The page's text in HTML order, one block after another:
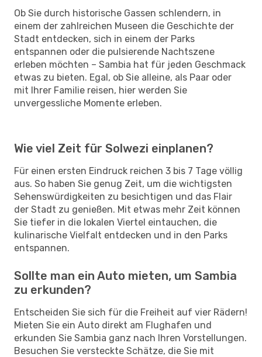
Ob Sie durch historische Gassen schlendern, in
einem der zahlreichen Museen die Geschichte der
Stadt entdecken, sich in einem der Parks
entspannen oder die pulsierende Nachtszene
erleben möchten – Sambia hat für jeden Geschmack
etwas zu bieten. Egal, ob Sie alleine, als Paar oder
mit Ihrer Familie reisen, hier werden Sie
unvergessliche Momente erleben.
Wie viel Zeit für Solwezi einplanen?
Für einen ersten Eindruck reichen 3 bis 7 Tage völlig
aus. So haben Sie genug Zeit, um die wichtigsten
Sehenswürdigkeiten zu besichtigen und das Flair
der Stadt zu genießen. Mit etwas mehr Zeit können
Sie tiefer in die lokalen Viertel eintauchen, die
kulinarische Vielfalt entdecken und in den Parks
entspannen.
Sollte man ein Auto mieten, um Sambia
zu erkunden?
Entscheiden Sie sich für die Freiheit auf vier Rädern!
Mieten Sie ein Auto direkt am Flughafen und
erkunden Sie Sambia ganz nach Ihren Vorstellungen.
Besuchen Sie versteckte Schätze, die Sie mit